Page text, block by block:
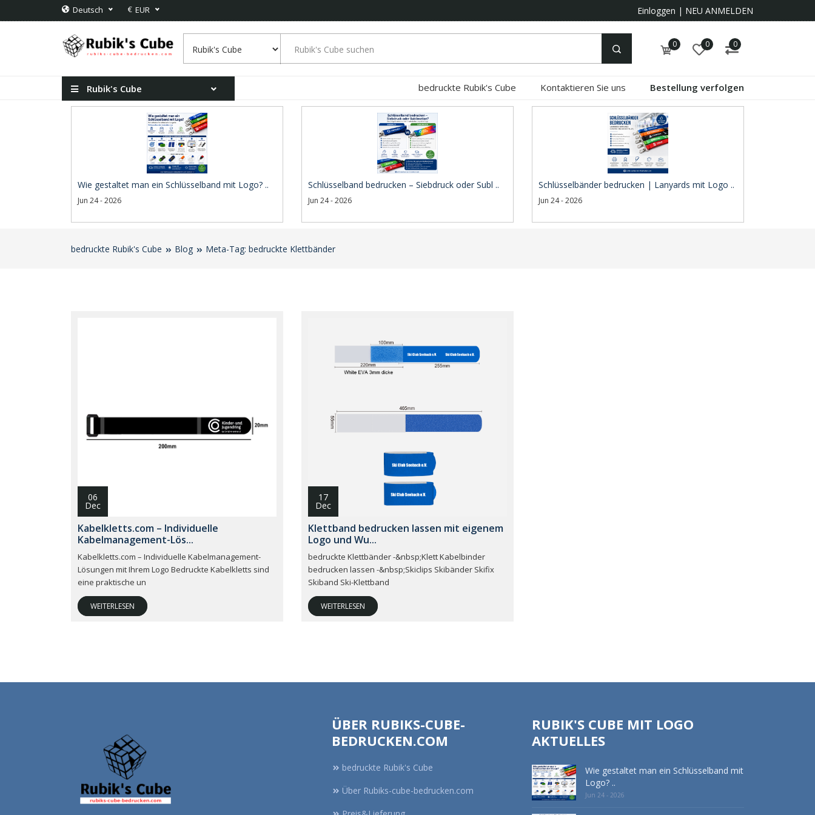
Deutsch € EUR Einloggen | NEU ANMELDEN
0 0 0
Rubik's Cube bedruckte Rubik's Cube Kontaktieren Sie uns Bestellung verfolgen
Wie gestaltet man ein Schlüsselband mit Logo? ..
Jun 24 - 2026
Schlüsselband bedrucken – Siebdruck oder Subl ..
Jun 24 - 2026
Schlüsselbänder bedrucken | Lanyards mit Logo ..
Jun 24 - 2026
bedruckte Rubik's Cube Blog Meta-Tag: bedruckte Klettbänder
06
Dec
Kabelkletts.com – Individuelle
Kabelmanagement-Lös...
Kabelkletts.com – Individuelle Kabelmanagement-
Lösungen mit Ihrem Logo Bedruckte Kabelkletts sind
eine praktische un
WEITERLESEN
17
Dec
Klettband bedrucken lassen mit eigenem
Logo und Wu...
bedruckte Klettbänder -&nbsp;Klett Kabelbinder
bedrucken lassen -&nbsp;Skiclips Skibänder Skifix
Skiband Ski-Klettband
WEITERLESEN
ÜBER RUBIKS-CUBE-
BEDRUCKEN.COM
bedruckte Rubik's Cube
Über Rubiks-cube-bedrucken.com
RUBIK'S CUBE MIT LOGO
AKTUELLES
Wie gestaltet man ein Schlüsselband mit
Logo? ..
Jun 24 - 2026